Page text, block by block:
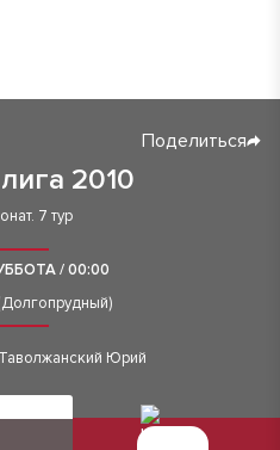
2010
Поделиться
7 тур
/ 00:00
Таволжанский Юрий